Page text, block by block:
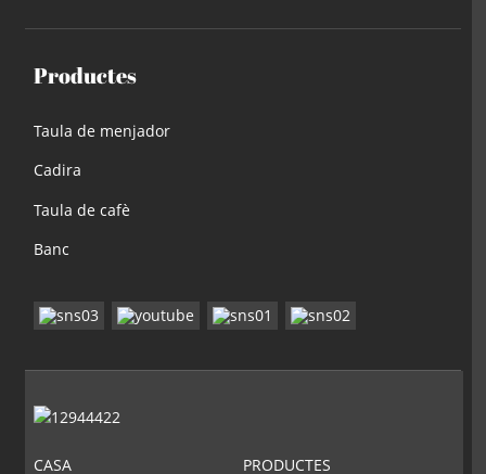
Productes
Taula de menjador
Cadira
Taula de cafè
Banc
CASA PRODUCTES